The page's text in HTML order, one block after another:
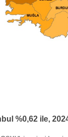
%0,62 ile,